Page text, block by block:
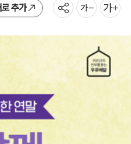
추가